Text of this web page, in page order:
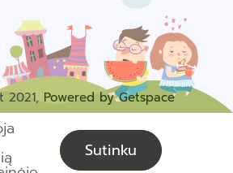
2021, Powered by Getspace
Sutinku